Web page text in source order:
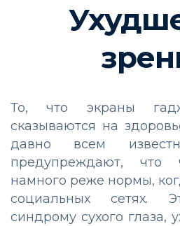
То, что экраны
сказываются на
давно всем
предупреждают, что
намного реже нормы,
социальных сетях.
синдрому сухого глаза,